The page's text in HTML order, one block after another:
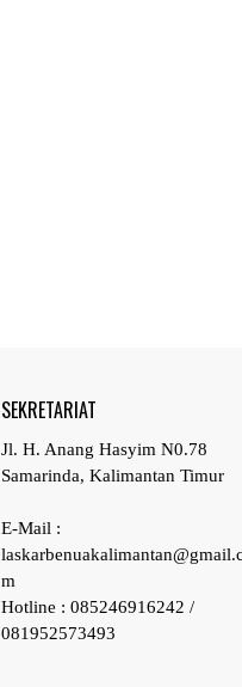
SEKRETARIAT
Jl. H. Anang Hasyim N0.78
Samarinda, Kalimantan Timur
E-Mail :
m
Hotline : 085246916242 /
081952573493